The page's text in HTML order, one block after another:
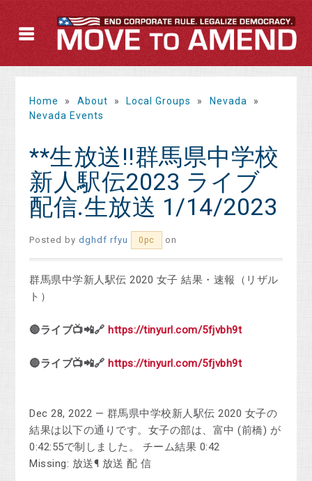
Home » About » Local Groups » Nevada
»
Nevada Events
**生放送!!群馬県中学校
新人駅伝2023 ライブ
配信.生放送 1/14/2023
Posted bydghdf rfyu 0pc on
群馬県中学新人駅伝 2020 女子 結果・速報（リザル
ト）
🔴ライブ📺📲🔗 https://tinyurl.com/5fjvbh9t
🔴ライブ📺📲🔗 https://tinyurl.com/5fjvbh9t
Dec 28, 2022 — 群馬県中学校新人駅伝 2020 女子の
結果は以下の通りです。女子の部は、富中 (前橋) が
0:42:55で制しました。 チーム結果 0:42
Missing: 放送¶ ‎放送 ‎配 ‎信